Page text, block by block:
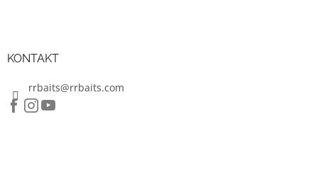
KONTAKT
rrbaits@rrbaits.com